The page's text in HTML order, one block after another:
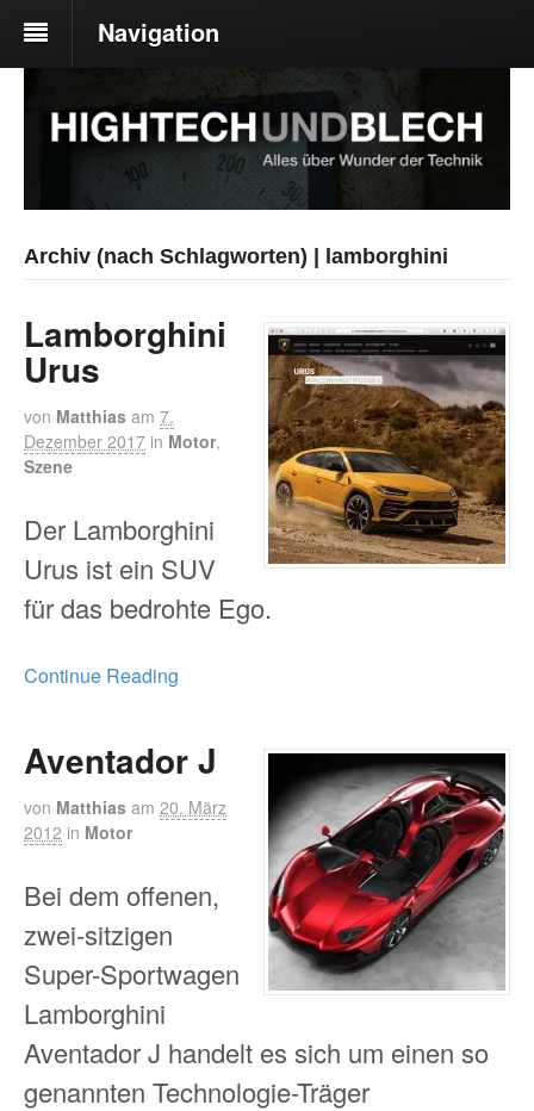
Navigation
Archiv (nach Schlagworten) | lamborghini
Lamborghini
Urus
von Matthias am 7.
Dezember 2017 in Motor,
Szene
Der Lamborghini
Urus ist ein SUV
für das bedrohte Ego.
Continue Reading
Aventador J
von Matthias am 20. März
2012 in Motor
Bei dem offenen,
zwei-sitzigen
Super-Sportwagen
Lamborghini
Aventador J handelt es sich um einen so
genannten Technologie-Träger